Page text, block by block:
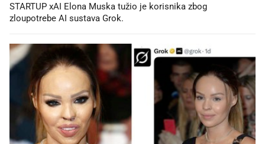
STARTUP xAI Elona Muska tužio je korisnika zbog
zloupotrebe AI sustava Grok.